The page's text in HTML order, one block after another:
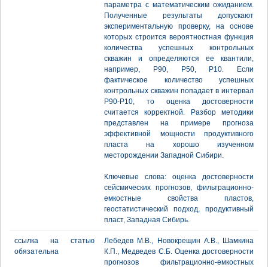
параметра с математическим ожиданием.
Полученные результаты допускают
экспериментальную проверку, на основе
которых строится вероятностная функция
количества успешных контрольных
скважин и определяются ее квантили,
например, Р90, Р50, Р10. Если
фактическое количество успешных
контрольных скважин попадает в интервал
Р90-Р10, то оценка достоверности
считается корректной. Разбор методики
представлен на примере прогноза
эффективной мощности продуктивного
пласта на хорошо изученном
месторождении Западной Сибири.
Ключевые слова: оценка достоверности
сейсмических прогнозов, фильтрационно-
емкостные свойства пластов,
геостатистический подход, продуктивный
пласт, Западная Сибирь.
ссылка на статью
обязательна
Лебедев М.В., Новокрещин А.В., Шамкина
К.П., Медведев С.Б. Оценка достоверности
прогнозов фильтрационно-емкостных